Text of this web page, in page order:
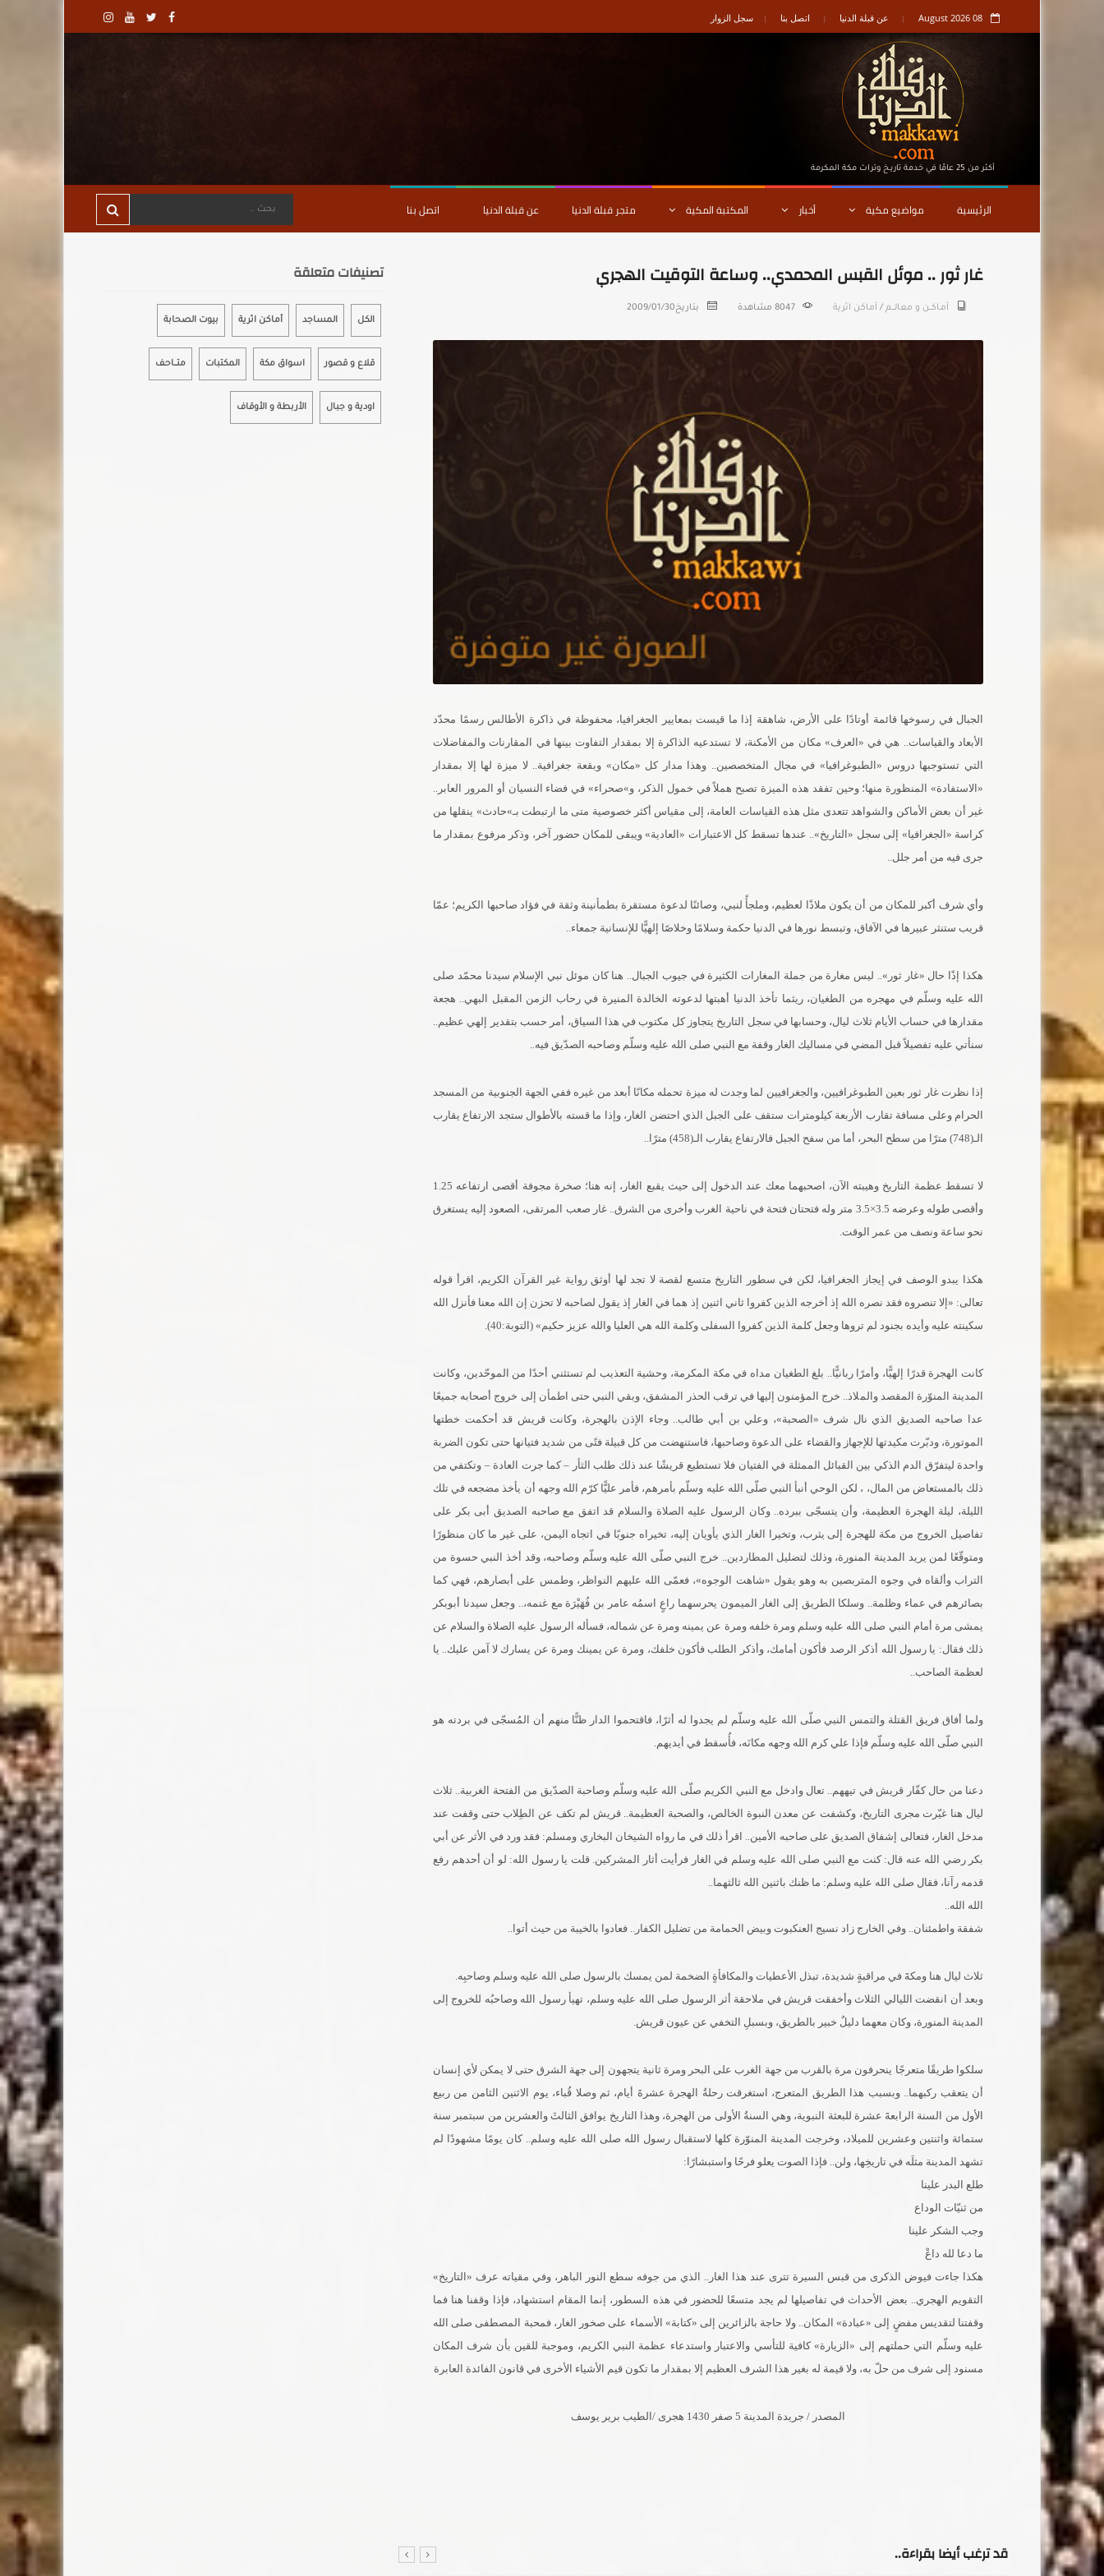
08 August 2026 عن قبلة الدنيا اتصل بنا سجل الزوار
أكثر من 25 عامًا في خدمة تاريـخ وتراث مكة المكرمة
الرئيسية مواضيع مكية أخبار المكتبة المكية متجر قبلة الدنيا عن قبلة الدنيا اتصل بنا
غار ثور .. موئل القبس المحمدي.. وساعة التوقيت الهجري
أمـاكــن و معالـــم / أماكن اثرية 8047 مشاهدة بتاريخ2009/01/30
الجبال في رسوخها قائمة أوتادًا على الأرض، شاهقة إذا ما قيست بمعايير الجغرافيا، محفوظة في ذاكرة الأطالس رسمًا محدّد
الأبعاد والقياسات.. هي في «العرف» مكان من الأمكنة، لا تستدعيه الذاكرة إلا بمقدار التفاوت بينها في المقارنات والمفاضلات
التي تستوجبها دروس «الطبوغرافيا» في مجال المتخصصين.. وهذا مدار كل «مكان» وبقعة جغرافية.. لا ميزة لها إلا بمقدار
«الاستفادة» المنظورة منها؛ وحين تفقد هذه الميزة تصبح هملاً في خمول الذكر، و»صحراء» في فضاء النسيان أو المرور العابر..
غير أن بعض الأماكن والشواهد تتعدى مثل هذه القياسات العامة، إلى مقياس أكثر خصوصية متى ما ارتبطت بـ»حادث» ينقلها من
كراسة «الجغرافيا» إلى سجل «التاريخ».. عندها تسقط كل الاعتبارات «العادية» ويبقى للمكان حضور آخر، وذكر مرفوع بمقدار ما
جرى فيه من أمر جلل..
وأي شرف أكبر للمكان من أن يكون ملاذًا لعظيم، وملجأً لنبي، وصائنًا لدعوة مستقرة بطمأنينة وثقة في فؤاد صاحبها الكريم؛ عمّا
قريب ستنثر عبيرها في الآفاق، وتبسط نورها في الدنيا حكمة وسلامًا وخلاصًا إلهيًّا للإنسانية جمعاء..
هكذا إذًا حال «غار ثور».. ليس مغارة من جملة المغارات الكثيرة في جيوب الجبال.. هنا كان موئل نبي الإسلام سيدنا محمّد صلى
الله عليه وسلّم في مهجره من الطغيان، ريثما تأخذ الدنيا أهبتها لدعوته الخالدة المنيرة في رحاب الزمن المقبل البهي.. هجعة
مقدارها في حساب الأيام ثلاث ليال، وحسابها في سجل التاريخ يتجاوز كل مكتوب في هذا السياق، أمر حسب بتقدير إلهي عظيم..
سنأتي عليه تفصيلاً قبل المضي في مساليك الغار وقفة مع النبي صلى الله عليه وسلّم وصاحبه الصدّيق فيه..
إذا نظرت غار ثور بعين الطبوغرافيين، والجغرافيين لما وجدت له ميزة تحمله مكانًا أبعد من غيره ففي الجهة الجنوبية من المسجد
الحرام وعلى مسافة تقارب الأربعة كيلومترات ستقف على الجبل الذي احتضن الغار، وإذا ما قسته بالأطوال ستجد الارتفاع يقارب
الـ(748) مترًا من سطح البحر، أما من سفح الجبل فالارتفاع يقارب الـ(458) مترًا..
لا تسقط عظمة التاريخ وهيبته الآن، اصحبهما معك عند الدخول إلى حيث يقبع الغار، إنه هنا؛ صخرة مجوفة أقصى ارتفاعه 1.25
وأقصى طوله وعرضه 3.5×3.5 متر وله فتحتان فتحة في ناحية الغرب وأخرى من الشرق.. غار صعب المرتقى، الصعود إليه يستغرق
نحو ساعة ونصف من عمر الوقت.
هكذا يبدو الوصف في إيجاز الجغرافيا، لكن في سطور التاريخ متسع لقصة لا تجد لها أوثق رواية غير القرآن الكريم، اقرأ قوله
تعالى: «إلا تنصروه فقد نصره الله إذ أخرجه الذين كفروا ثاني اثنين إذ هما في الغار إذ يقول لصاحبه لا تحزن إن الله معنا فأنزل الله
سكينته عليه وأيده بجنود لم تروها وجعل كلمة الذين كفروا السفلى وكلمة الله هي العليا والله عزيز حكيم» (التوبة:40).
كانت الهجرة قدرًا إلهيًّا، وأمرًا ربانيًّا.. بلغ الطغيان مداه في مكة المكرمة، وحشية التعذيب لم تستثني أحدًا من الموحّدين، وكانت
المدينة المنوّرة المقصد والملاذ.. خرج المؤمنون إليها في ترقب الحذر المشفق، وبقي النبي حتى اطمأن إلى خروج أصحابه جميعًا
عدا صاحبه الصديق الذي نال شرف «الصحبة»، وعلي بن أبي طالب.. وجاء الإذن بالهجرة، وكانت قريش قد أحكمت خطتها
الموتورة، ودبّرت مكيدتها للإجهاز والقضاء على الدعوة وصاحبها، فاستنهضت من كل قبيلة فتًى من شديد فتيانها حتى تكون الضربة
واحدة ليتفرّق الدم الذكي بين القبائل الممثلة في الفتيان فلا تستطيع قريشًا عند ذلك طلب الثأر – كما جرت العادة – وتكتفي من
ذلك بالمستعاض من المال، ، لكن الوحي أنبأ النبي صلّى الله عليه وسلّم بأمرهم، فأمر عليًّا كرّم الله وجهه أن يأخذ مضجعه في تلك
الليلة، ليلة الهجرة العظيمة، وأن يتسجّى ببرده.. وكان الرسول عليه الصلاة والسلام قد اتفق مع صاحبه الصديق أبى بكر على
تفاصيل الخروج من مكة للهجرة إلى يثرب، وتخيرا الغار الذي يأويان إليه، تخيراه جنوبًا في اتجاه اليمن، على غير ما كان منظورًا
ومتوقّعًا لمن يريد المدينة المنورة، وذلك لتضليل المطاردين.. خرج النبي صلّى الله عليه وسلّم وصاحبه، وقد أخذ النبي حسوة من
التراب وألقاه في وجوه المتربصين به وهو يقول «شاهت الوجوه»، فعمّى الله عليهم النواظر، وطمس على أبصارهم، فهي كما
بصائرهم في عماء وظلمة.. وسلكا الطريق إلى الغار الميمون يحرسهما راعٍ اسمُه عامر بن فُهَيْرَة مع غنمه،.. وجعل سيدنا أبوبكر
يمشى مرة أمام النبي صلى الله عليه وسلم ومرة خلفه ومرة عن يمينه ومرة عن شماله، فسأله الرسول عليه الصلاة والسلام عن
ذلك فقال: يا رسول الله أذكر الرصد فأكون أمامك، وأذكر الطلب فأكون خلفك، ومرة عن يمينك ومرة عن يسارك لا آمن عليك.. يا
لعظمة الصاحب..
ولما أفاق فريق القتلة والتمس النبي صلّى الله عليه وسلّم لم يجدوا له أثرًا، فاقتحموا الدار ظنًّا منهم أن المُسجّى في بردته هو
النبي صلّى الله عليه وسلّم فإذا علي كرم الله وجهه مكانَه، فأُسقط في أيديهم.
دعنا من حال كفّار قريش في تيههم.. تعال وادخل مع النبي الكريم صلّى الله عليه وسلّم وصاحبة الصدّيق من الفتحة الغربية.. ثلاث
ليال هنا غيّرت مجرى التاريخ، وكشفت عن معدن النبوة الخالص، والصحبة العظيمة.. قريش لم تكف عن الطِلاب حتى وقفت عند
مدخل الغار، فتعالى إشفاق الصديق على صاحبه الأمين.. اقرأ ذلك في ما رواه الشيخان البخاري ومسلم: فقد ورد في الأثر عن أبي
بكر رضي الله عنه قال: كنت مع النبي صلى الله عليه وسلم في الغار فرأيت أثار المشركين. قلت يا رسول الله: لو أن أحدهم رفع
قدمه رآنا، فقال صلى الله عليه وسلم: ما ظنك باثنين الله ثالثهما..
الله الله..
شفقة واطمئنان.. وفي الخارج زاد نسيج العنكبوت وبيض الحمامة من تضليل الكفار.. فعادوا بالخيبة من حيث أتوا..
ثلاث ليال هنا ومكةَ‏ في مراقبةٍ شديدة، تبذل الأعطيات والمكافأةٍ الضخمة لمن يمسك بالرسول صلى الله عليه وسلم وصاحبِه.
وبعد أن انقضت الليالي الثلاث وأخفقت قريش في ملاحقة أثر الرسول صلى الله عليه وسلم، تهيأ رسول الله وصاحبُه للخروج إلى
المدينة المنورة‏،‏ وكان معهما دليلٌ خبير بالطريق، وبسبلِ التخفي عن عيون قريش.
سلكوا طريقًا متعرجًا ينحرفون مرة بالقرب من جهة الغرب على البحر ومرة ثانية يتجهون إلى جهة الشرق حتى لا يمكن لأي إنسان
أن يتعقب ركبهما.. وبسبب هذا الطريق المتعرج، استغرقت رحلةُ الهجرة عشرةَ أيام، ثم وصلا قُباء، يوم الاثنين الثامن من ربيع
الأول من السنة الرابعةَ عشرة للبعثة النبوية، وهي السنةُ الأولى من الهجرة، وهذا التاريخ يوافق الثالثَ والعشرين من سبتمبر سنة
ستمائة واثنتين وعشرين للميلاد، وخرجت المدينة المنوّرة كلها لاستقبال رسول الله صلى الله عليه وسلم.. كان يومًا مشهودًا لم
تشهد المدينة مثلَه في تاريخِها، ولن.. فإذا الصوت يعلو فرحًا واستبشارًا:
طلع البدر علينا
من ثنيّات الوداع
وجب الشكر علينا
ما دعا لله داعْ
هكذا جاءت فيوض الذكرى من قبس السيرة تترى عند هذا الغار.. الذي من جوفه سطع النور الباهر، وفي مقياته عرف «التاريخ»
التقويم الهجري.. بعض الأحداث في تفاصيلها لم يجد متسعًا للحضور في هذه السطور، إنما المقام استشهاد، فإذا وقفنا هنا فما
وقفتنا لتقديس مفضٍ إلى «عبادة» المكان.. ولا حاجة بالزائرين إلى «كتابة» الأسماء على صخور الغار، فمحبة المصطفى صلى الله
عليه وسلّم التي حملتهم إلى «الزيارة» كافية للتأسي والاعتبار واستدعاء عظمة النبي الكريم، وموجبة للقين بأن شرف المكان
مسنود إلى شرف من حلّ به، ولا قيمة له بغير هذا الشرف العظيم إلا بمقدار ما تكون قيم الأشياء الأخرى في قانون الفائدة العابرة
المصدر / جريدة المدينة 5 صفر 1430 هجرى /الطيب برير يوسف
قد ترغب أيضا بقراءة..
تصنيفات متعلقة
الكل المساجد أماكن اثرية بيوت الصحابة
قلاع و قصور اسواق مكة المكتبات متـــاحـف
اودية و جبال الأربطة و الأوقاف